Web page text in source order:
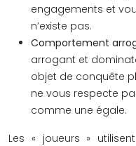
engagements et
n’existe pas.
Comportement
arrogant et
objet de conquête
ne vous respecte
comme une égale.
Les « joueurs »